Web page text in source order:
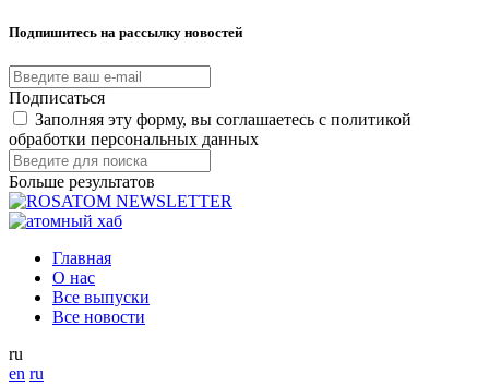
Подпишитесь на рассылку новостей
Подписаться
Заполняя эту форму, вы соглашаетесь с политикой
обработки персональных данных
Больше результатов
Главная
О нас
Все выпуски
Все новости
ru
en ru